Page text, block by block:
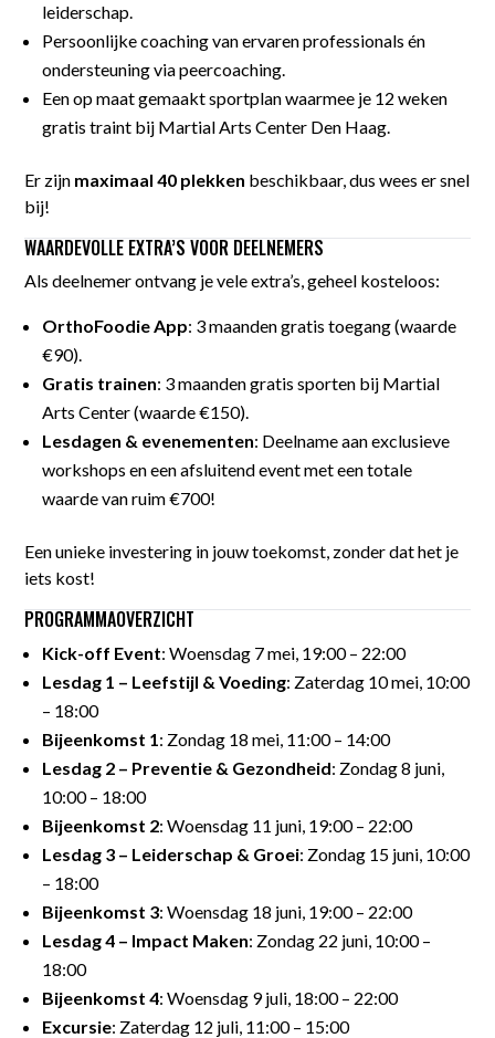
leiderschap.
Persoonlijke coaching van ervaren professionals én
ondersteuning via peercoaching.
Een op maat gemaakt sportplan waarmee je 12 weken
gratis traint bij Martial Arts Center Den Haag.
Er zijn maximaal 40 plekken beschikbaar, dus wees er snel
bij!
WAARDEVOLLE EXTRA’S VOOR DEELNEMERS
Als deelnemer ontvang je vele extra’s, geheel kosteloos:
OrthoFoodie App: 3 maanden gratis toegang (waarde
€90).
Gratis trainen: 3 maanden gratis sporten bij Martial
Arts Center (waarde €150).
Lesdagen & evenementen: Deelname aan exclusieve
workshops en een afsluitend event met een totale
waarde van ruim €700!
Een unieke investering in jouw toekomst, zonder dat het je
iets kost!
PROGRAMMAOVERZICHT
Kick-off Event: Woensdag 7 mei, 19:00 – 22:00
Lesdag 1 – Leefstijl & Voeding: Zaterdag 10 mei, 10:00
– 18:00
Bijeenkomst 1: Zondag 18 mei, 11:00 – 14:00
Lesdag 2 – Preventie & Gezondheid: Zondag 8 juni,
10:00 – 18:00
Bijeenkomst 2: Woensdag 11 juni, 19:00 – 22:00
Lesdag 3 – Leiderschap & Groei: Zondag 15 juni, 10:00
– 18:00
Bijeenkomst 3: Woensdag 18 juni, 19:00 – 22:00
Lesdag 4 – Impact Maken: Zondag 22 juni, 10:00 –
18:00
Bijeenkomst 4: Woensdag 9 juli, 18:00 – 22:00
Excursie: Zaterdag 12 juli, 11:00 – 15:00